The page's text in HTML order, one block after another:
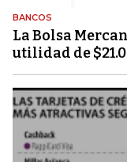
BANCOS
La Bolsa
utilidad de